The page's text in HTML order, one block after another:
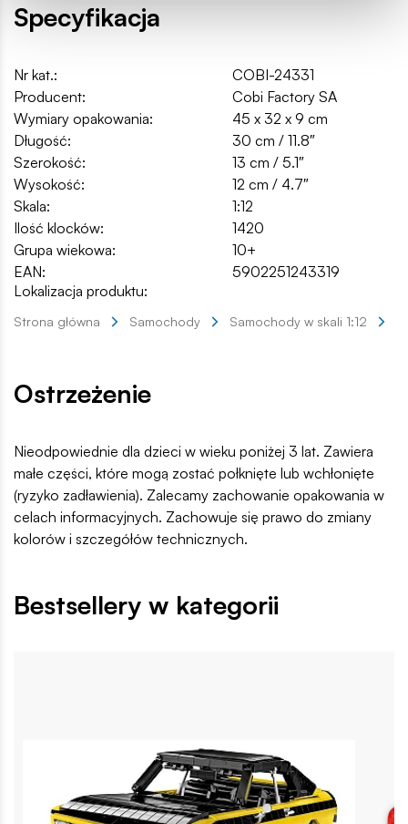
Specyfikacja
Nr kat.:
COBI-24331
Producent:
Cobi Factory SA
Wymiary opakowania:
45 x 32 x 9 cm
Długość:
30 cm / 11.8″
Szerokość:
13 cm / 5.1″
Wysokość:
12 cm / 4.7″
Skala:
1:12
Ilość klocków:
1420
Grupa wiekowa:
10+
EAN:
5902251243319
Lokalizacja produktu:
Strona główna Samochody Samochody w skali 1:12
Ostrzeżenie
Nieodpowiednie dla dzieci w wieku poniżej 3 lat. Zawiera
małe części, które mogą zostać połknięte lub wchłonięte
(ryzyko zadławienia). Zalecamy zachowanie opakowania w
celach informacyjnych. Zachowuje się prawo do zmiany
kolorów i szczegółów technicznych.
Bestsellery w kategorii